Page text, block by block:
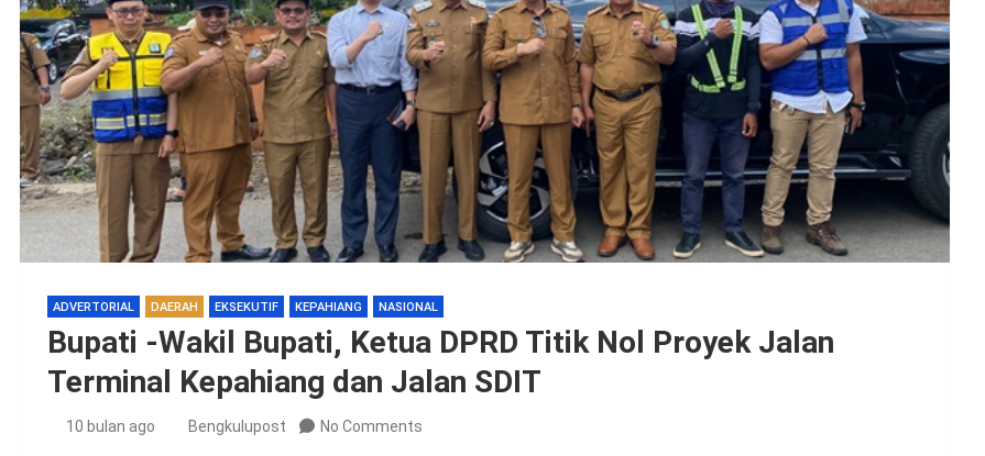
ADVERTORIAL DAERAH EKSEKUTIF KEPAHIANG NASIONAL
Bupati -Wakil Bupati, Ketua DPRD Titik Nol Proyek Jalan
Terminal Kepahiang dan Jalan SDIT
10 bulan ago Bengkulupost No Comments